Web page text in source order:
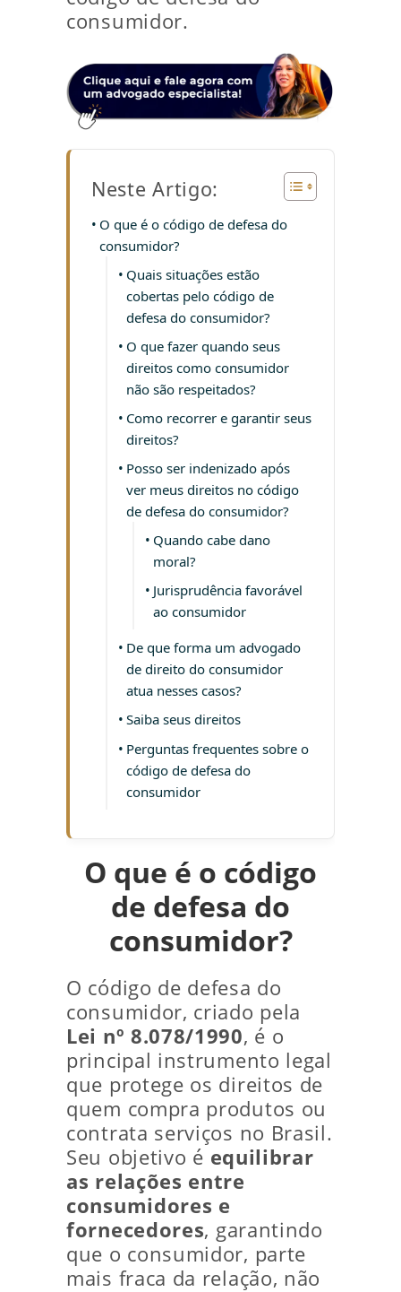
consumidor.
Neste Artigo:
O que é o código de defesa do
consumidor?
Quais situações estão
cobertas pelo código de
defesa do consumidor?
O que fazer quando seus
direitos como consumidor
não são respeitados?
Como recorrer e garantir seus
direitos?
Posso ser indenizado após
ver meus direitos no código
de defesa do consumidor?
Quando cabe dano
moral?
Jurisprudência favorável
ao consumidor
De que forma um advogado
de direito do consumidor
atua nesses casos?
Saiba seus direitos
Perguntas frequentes sobre o
código de defesa do
consumidor
O que é o código
de defesa do
consumidor?
O código de defesa do
consumidor, criado pela
Lei nº 8.078/1990, é o
principal instrumento legal
que protege os direitos de
quem compra produtos ou
contrata serviços no Brasil.
Seu objetivo é equilibrar
as relações entre
consumidores e
fornecedores, garantindo
que o consumidor, parte
mais fraca da relação, não